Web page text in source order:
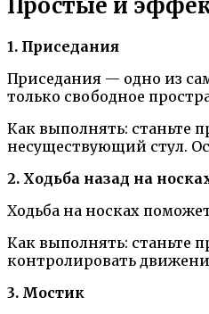
Простые и
1. Приседания
Приседания — одно из
только свободное
Как выполнять: станьте
несуществующий стул.
2. Ходьба назад на
Ходьба на носках
Как выполнять: станьте
контролировать
3. Мостик